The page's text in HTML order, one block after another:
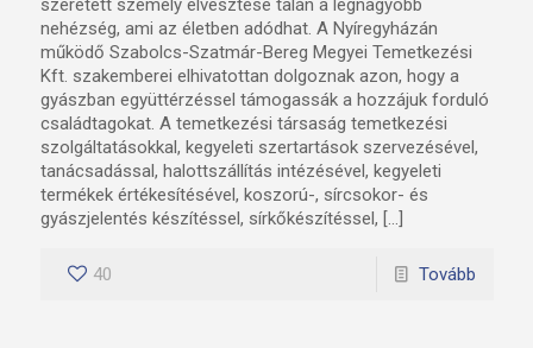
szeretett személy elvesztése talán a legnagyobb
nehézség, ami az életben adódhat. A Nyíregyházán
működő Szabolcs-Szatmár-Bereg Megyei Temetkezési
Kft. szakemberei elhivatottan dolgoznak azon, hogy a
gyászban együttérzéssel támogassák a hozzájuk forduló
családtagokat. A temetkezési társaság temetkezési
szolgáltatásokkal, kegyeleti szertartások szervezésével,
tanácsadással, halottszállítás intézésével, kegyeleti
termékek értékesítésével, koszorú-, sírcsokor- és
gyászjelentés készítéssel, sírkőkészítéssel, […]
40 Tovább